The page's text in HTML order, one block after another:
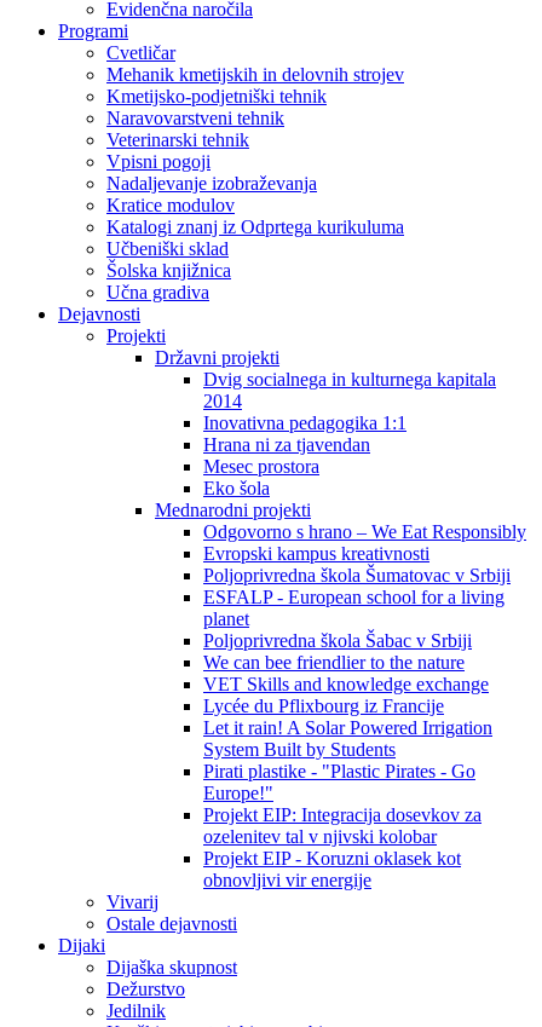
Evidenčna naročila
Programi
Cvetličar
Mehanik kmetijskih in delovnih strojev
Kmetijsko-podjetniški tehnik
Naravovarstveni tehnik
Veterinarski tehnik
Vpisni pogoji
Nadaljevanje izobraževanja
Kratice modulov
Katalogi znanj iz Odprtega kurikuluma
Učbeniški sklad
Šolska knjižnica
Učna gradiva
Dejavnosti
Projekti
Državni projekti
Dvig socialnega in kulturnega kapitala
2014
Inovativna pedagogika 1:1
Hrana ni za tjavendan
Mesec prostora
Eko šola
Mednarodni projekti
Odgovorno s hrano – We Eat Responsibly
Evropski kampus kreativnosti
Poljoprivredna škola Šumatovac v Srbiji
ESFALP - European school for a living
planet
Poljoprivredna škola Šabac v Srbiji
We can bee friendlier to the nature
VET Skills and knowledge exchange
Lycée du Pflixbourg iz Francije
Let it rain! A Solar Powered Irrigation
System Built by Students
Pirati plastike - "Plastic Pirates - Go
Europe!"
Projekt EIP: Integracija dosevkov za
ozelenitev tal v njivski kolobar
Projekt EIP - Koruzni oklasek kot
obnovljivi vir energije
Vivarij
Ostale dejavnosti
Dijaki
Dijaška skupnost
Dežurstvo
Jedilnik